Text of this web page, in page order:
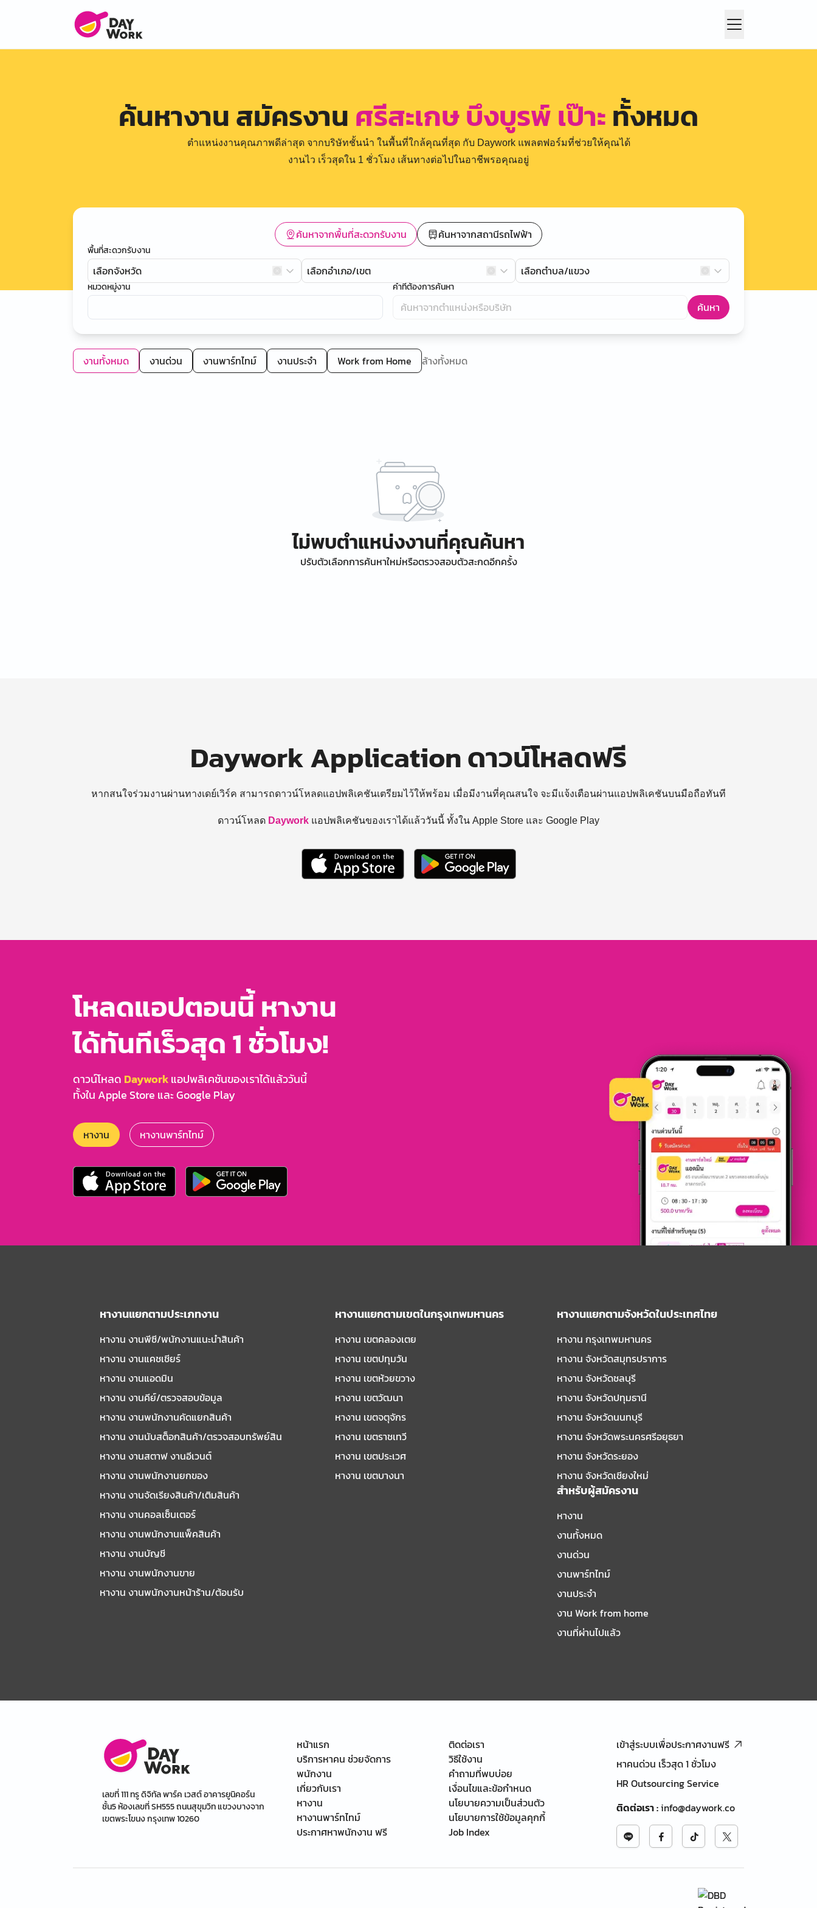
ค้นหางาน สมัครงาน ศรีสะเกษ บึงบูรพ์ เป๊าะทั้งหมด
ตำแหน่งงานคุณภาพดีล่าสุด จากบริษัทชั้นนำ ในพื้นที่ใกล้คุณที่สุด กับ Daywork แพลตฟอร์มที่ช่วยให้คุณได้
งานไว เร็วสุดใน 1 ชั่วโมง เส้นทางต่อไปในอาชีพรอคุณอยู่
ค้นหาจากพื้นที่สะดวกรับงาน ค้นหาจากสถานีรถไฟฟ้า
พื้นที่สะดวกรับงาน
เลือกจังหวัด เลือกอำเภอ/เขต เลือกตำบล/แขวง
หมวดหมู่งาน คำที่ต้องการค้นหา
ค้นหา
งานทั้งหมด งานด่วน งานพาร์ทไทม์ งานประจำ Work from Home ล้างทั้งหมด
ไม่พบตำแหน่งงานที่คุณค้นหา
ปรับตัวเลือกการค้นหาใหม่หรือตรวจสอบตัวสะกดอีกครั้ง
Daywork Application ดาวน์โหลดฟรี
หากสนใจร่วมงานผ่านทางเดย์เวิร์ค สามารถดาวน์โหลดแอปพลิเคชันเตรียมไว้ให้พร้อม เมื่อมีงานที่คุณสนใจ จะมีแจ้งเตือนผ่านแอปพลิเคชันบนมือถือทันที
ดาวน์โหลด Daywork แอปพลิเคชันของเราได้แล้ววันนี้ ทั้งใน Apple Store และ Google Play
โหลดแอปตอนนี้ หางาน
ได้ทันทีเร็วสุด 1 ชั่วโมง!
ดาวน์โหลด Dayworkแอปพลิเคชันของเราได้แล้ววันนี้
ทั้งใน Apple Store และ Google Play
หางาน หางานพาร์ทไทม์
หางานแยกตามประเภทงาน
หางาน งานพีซี/พนักงานแนะนําสินค้า
หางาน งานแคชเชียร์
หางาน งานแอดมิน
หางาน งานคีย์/ตรวจสอบข้อมูล
หางาน งานพนักงานคัดแยกสินค้า
หางาน งานนับสต็อกสินค้า/ตรวจสอบทรัพย์สิน
หางาน งานสตาฟ งานอีเวนต์
หางาน งานพนักงานยกของ
หางาน งานจัดเรียงสินค้า/เติมสินค้า
หางาน งานคอลเซ็นเตอร์
หางาน งานพนักงานแพ็คสินค้า
หางาน งานบัญชี
หางาน งานพนักงานขาย
หางาน งานพนักงานหน้าร้าน/ต้อนรับ
หางานแยกตามเขตในกรุงเทพมหานคร
หางาน เขตคลองเตย
หางาน เขตปทุมวัน
หางาน เขตห้วยขวาง
หางาน เขตวัฒนา
หางาน เขตจตุจักร
หางาน เขตราชเทวี
หางาน เขตประเวศ
หางาน เขตบางนา
หางานแยกตามจังหวัดในประเทศไทย
หางาน กรุงเทพมหานคร
หางาน จังหวัดสมุทรปราการ
หางาน จังหวัดชลบุรี
หางาน จังหวัดปทุมธานี
หางาน จังหวัดนนทบุรี
หางาน จังหวัดพระนครศรีอยุธยา
หางาน จังหวัดระยอง
หางาน จังหวัดเชียงใหม่
สำหรับผู้สมัครงาน
หางาน
งานทั้งหมด
งานด่วน
งานพาร์ทไทม์
งานประจำ
งาน Work from home
งานที่ผ่านไปแล้ว
เลขที่ 111 ทรู ดิจิทัล พาร์ค เวสต์ อาคารยูนิคอร์น
ชั้น5 ห้องเลขที่ SH555 ถนนสุขุมวิท แขวงบางจาก
เขตพระโขนง กรุงเทพ 10260
หน้าแรก
บริการหาคน ช่วยจัดการ
พนักงาน
เกี่ยวกับเรา
หางาน
หางานพาร์ทไทม์
ประกาศหาพนักงาน ฟรี
ติดต่อเรา
วิธีใช้งาน
คำถามที่พบบ่อย
เงื่อนไขและข้อกำหนด
นโยบายความเป็นส่วนตัว
นโยบายการใช้ข้อมูลคุกกี้
Job Index
เข้าสู่ระบบเพื่อประกาศงานฟรี
หาคนด่วน เร็วสุด 1 ชั่วโมง
HR Outsourcing Service
ติดต่อเรา:info@daywork.co